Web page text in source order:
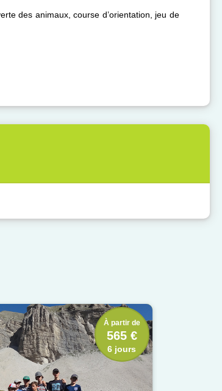
des animaux, course d’orientation, jeu de
À partir de
565 €
6 jours